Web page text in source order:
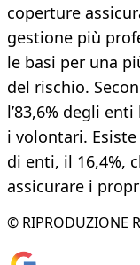
coperture
gestione più
le basi per una
del rischio.
l’83,6% degli
i volontari.
di enti, il 16,4%,
assicurare i
© RIPRODUZIONE